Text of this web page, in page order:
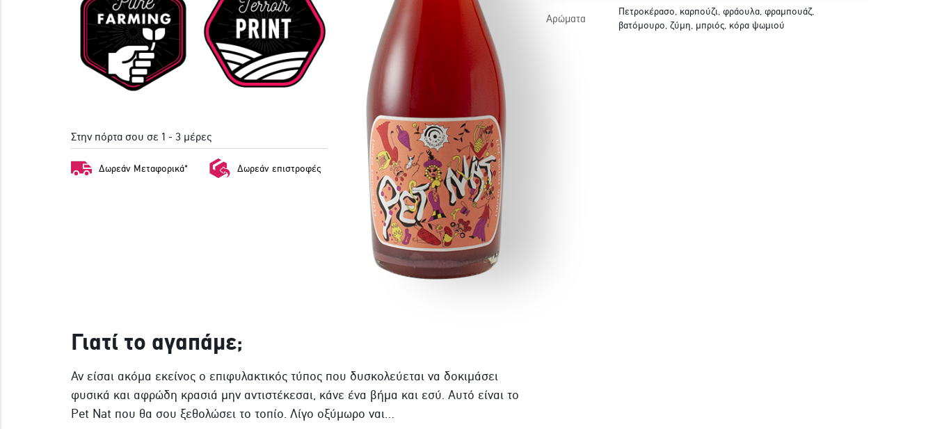
Στην πόρτα σου σε 1 - 3 μέρες
Δωρεάν Μεταφορικά* Δωρεάν επιστροφές
Γιατί το αγαπάμε;
Αν είσαι ακόμα εκείνος ο επιφυλακτικός τύπος που δυσκολεύεται να δοκιμάσει
φυσικά και αφρώδη κρασιά μην αντιστέκεσαι, κάνε ένα βήμα και εσύ. Αυτό είναι το
Pet Nat που θα σου ξεθολώσει το τοπίο. Λίγο οξύμωρο ναι…
Αρώματα
Πετροκέρασο, καρπούζι, φράουλα, φραμπουάζ,
βατόμουρο, ζύμη, μπριός, κόρα ψωμιού